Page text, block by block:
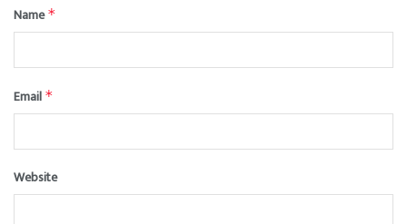
Name*
Email *
Website